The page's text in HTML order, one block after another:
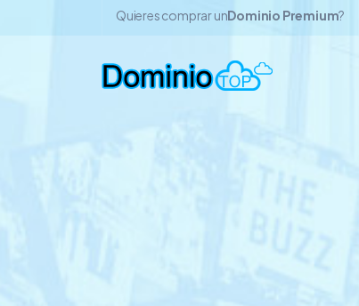
Quieres comprar unDominio Premium?